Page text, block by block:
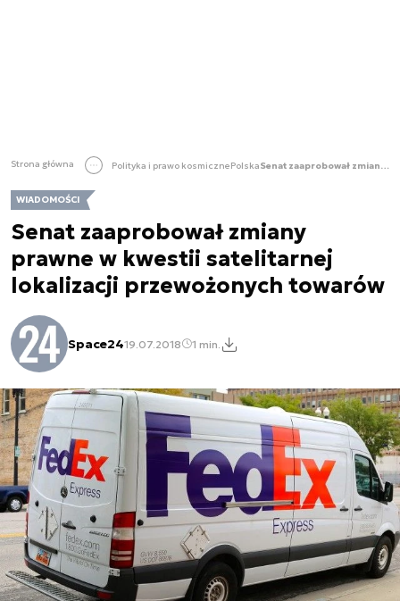
Strona główna Polityka i prawo kosmicznePolska Senat zaaprobował zmiany prawne w kwestii satelitarnej lokalizacji przewożonych towarów
WIADOMOŚCI
Senat zaaprobował zmiany
prawne w kwestii satelitarnej
lokalizacji przewożonych towarów
Space2419.07.2018 1 min.